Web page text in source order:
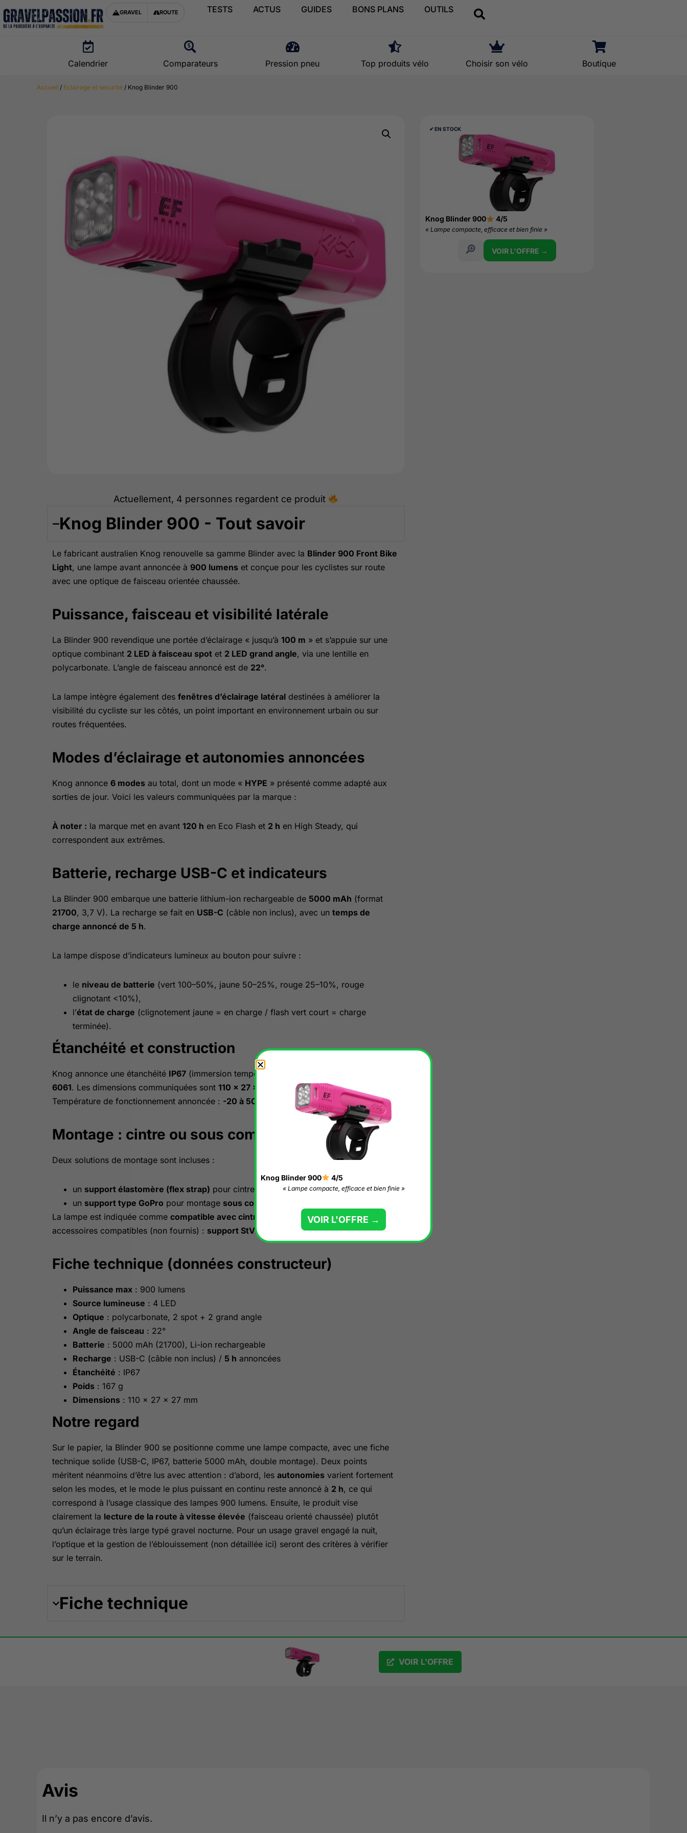
GRAVEL ROUTE TESTS ACTUS GUIDES BONS PLANS OUTILS
Calendrier Comparateurs Pression pneu Top produits vélo Choisir son vélo Boutique
Accueil / Éclairage et sécurité / Knog Blinder 900
Actuellement, 4 personnes regardent ce produit
Knog Blinder 900 - Tout savoir
Le fabricant australien Knog renouvelle sa gamme Blinder avec la Blinder 900 Front Bike
Light, une lampe avant annoncée à 900 lumens et conçue pour les cyclistes sur route
avec une optique de faisceau orientée chaussée.
Puissance, faisceau et visibilité latérale
La Blinder 900 revendique une portée d’éclairage « jusqu’à 100 m » et s’appuie sur une
optique combinant 2 LED à faisceau spot et 2 LED grand angle, via une lentille en
polycarbonate. L’angle de faisceau annoncé est de 22°.
La lampe intègre également des fenêtres d’éclairage latéral destinées à améliorer la
visibilité du cycliste sur les côtés, un point important en environnement urbain ou sur
routes fréquentées.
Modes d’éclairage et autonomies annoncées
Knog annonce 6 modes au total, dont un mode « HYPE » présenté comme adapté aux
sorties de jour. Voici les valeurs communiquées par la marque :
À noter : la marque met en avant 120 h en Eco Flash et 2 h en High Steady, qui
correspondent aux extrêmes.
Batterie, recharge USB-C et indicateurs
La Blinder 900 embarque une batterie lithium-ion rechargeable de 5000 mAh (format
21700, 3,7 V). La recharge se fait en USB-C (câble non inclus), avec un temps de
charge annoncé de 5 h.
La lampe dispose d’indicateurs lumineux au bouton pour suivre :
le niveau de batterie (vert 100–50%, jaune 50–25%, rouge 25–10%, rouge
clignotant <10%),
l’état de charge (clignotement jaune = en charge / flash vert court = charge
terminée).
Étanchéité et construction
Knog annonce une étanchéité IP67 (immersion temporaire) et un corps en aluminium
6061. Les dimensions communiquées sont 110 × 27 × 27 mm pour un poids de
Température de fonctionnement annoncée : -20 à 50 °C
Montage : cintre ou sous compteur
Deux solutions de montage sont incluses :
un support élastomère (flex strap) pour cintres de 22,2 à 35 mm,
un support type GoPro pour montage sous compteur
La lampe est indiquée comme compatible avec cintres aéros
. Knog mentionne aussi des
accessoires compatibles (non fournis) : support StVZO support casque.
Fiche technique (données constructeur)
Puissance max : 900 lumens
Source lumineuse : 4 LED
Optique : polycarbonate, 2 spot + 2 grand angle
Angle de faisceau : 22°
Batterie : 5000 mAh (21700), Li-ion rechargeable
Recharge : USB-C (câble non inclus) / 5 h annoncées
Étanchéité : IP67
Poids : 167 g
Dimensions : 110 × 27 × 27 mm
Notre regard
Sur le papier, la Blinder 900 se positionne comme une lampe compacte, avec une fiche
technique solide (USB-C, IP67, batterie 5000 mAh, double montage). Deux points
méritent néanmoins d’être lus avec attention : d’abord, les autonomies varient fortement
selon les modes, et le mode le plus puissant en continu reste annoncé à 2 h, ce qui
correspond à l’usage classique des lampes 900 lumens. Ensuite, le produit vise
clairement la lecture de la route à vitesse élevée (faisceau orienté chaussée) plutôt
qu’un éclairage très large typé gravel nocturne. Pour un usage gravel engagé la nuit,
l’optique et la gestion de l’éblouissement (non détaillée ici) seront des critères à vérifier
sur le terrain.
Fiche technique
✔︎ EN STOCK
Knog Blinder 900 4/5
« Lampe compacte, efficace et bien finie »
VOIR L'OFFRE →
VOIR L'OFFRE
Avis
Il n’y a pas encore d’avis.
Knog Blinder 900 4/5
« Lampe compacte, efficace et bien finie »
VOIR L'OFFRE →